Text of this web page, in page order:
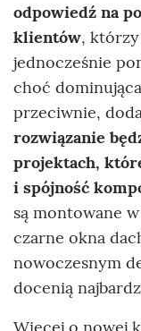
odpowiedź na
klientów,
jednocześnie
choć
przeciwnie,
rozwiązanie
projektach,
i spójność
są montowane
czarne okna
nowoczesnym
docenią
Więcej o nowej